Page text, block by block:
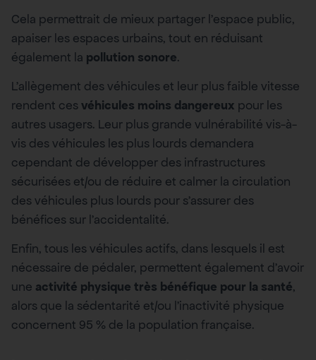
Cela permettrait de mieux partager l’espace public,
apaiser les espaces urbains, tout en réduisant
également la pollution sonore.
L’allègement des véhicules et leur plus faible vitesse
rendent cesvéhicules moins dangereux pour les
autres usagers. Leur plus grande vulnérabilité vis-à-
vis des véhicules les plus lourds demandera
cependant de développer des infrastructures
sécurisées et/ou de réduire et calmer la circulation
des véhicules plus lourds pour s’assurer des
bénéfices sur l’accidentalité.
Enfin, tous les véhicules actifs, dans lesquels il est
nécessaire de pédaler, permettent également d’avoir
une activité physique très bénéfique pour la santé,
alors que la sédentarité et/ou l’inactivité physique
concernent 95 % de la population française.